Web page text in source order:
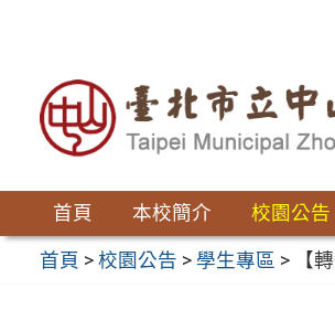
首頁 本校簡介 校園公告
首頁 >校園公告 > 學生專區 > 【